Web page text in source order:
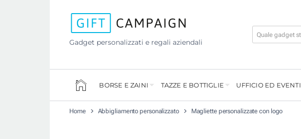
Gadget personalizzati e regali aziendali
BORSE E ZAINI TAZZE E BOTTIGLIE UFFICIO ED EVENTI
Home Abbigliamento personalizzato Magliette personalizzate con logo